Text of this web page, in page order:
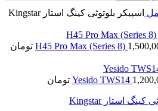
اسپیکر بلوتوثی کینگ استار Kingstar
تومان
تومان